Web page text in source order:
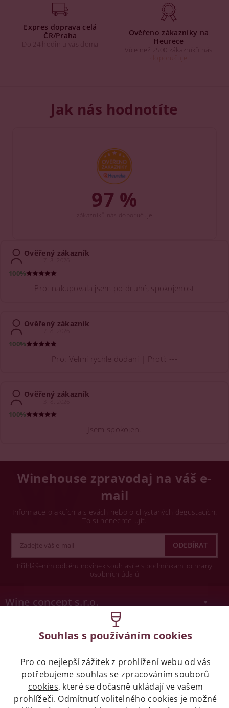
Expres doprava celá
ČR/Praha
Do 24 hodin u vás doma
Ověřeno zákazníky na
Heurece
Více než 2500 zákazníků nás
Jak nás hodnotíte
97 %
Ověřený zákazník
100%
Pro: nakupovala jsem po druhé, spokojenost
Ověřený zákazník
100%
Pro: Velmi rychle dodani | Proti: ---
Ověřený zákazník
100%
Jsem spokojen.
Winehouse zpravodaj na váš e-
mail
Informace o akcích a slevách nebo o chystaných degustacích.
To si nenechte ujít.
Přihlášením odběru novinek souhlasíte s podmínkami ochrany
osobních údajů
Wine concept s.r.o.
Legislativa
mladších 18 let.
Naše služby
Souhlas s používáním cookies
Pro co nejlepší zážitek z prohlížení webu od vás
potřebujeme souhlas se zpracováním souborů
cookies, které se dočasně ukládají ve vašem
prohlížeči. Odmítnutí volitelného cookies je možné